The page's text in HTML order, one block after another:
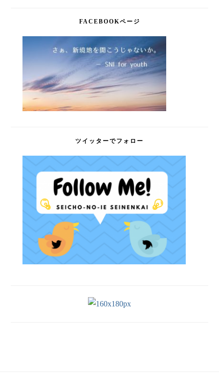
FACEBOOKページ
ツイッターでフォロー